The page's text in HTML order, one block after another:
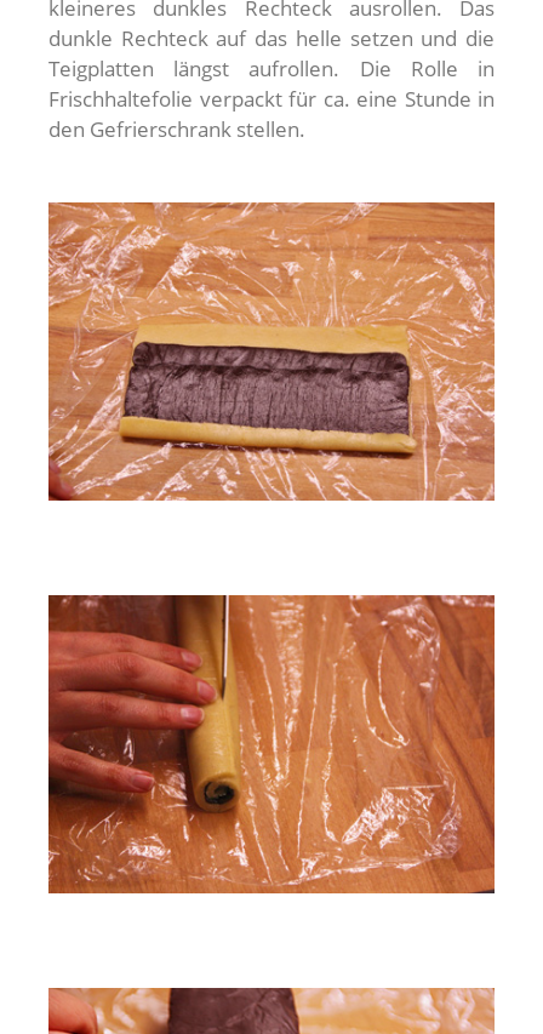
kleineres dunkles Rechteck ausrollen. Das
dunkle Rechteck auf das helle setzen und die
Teigplatten längst aufrollen. Die Rolle in
Frischhaltefolie verpackt für ca. eine Stunde in
den Gefrierschrank stellen.